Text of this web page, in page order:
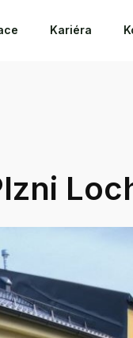
Kariéra